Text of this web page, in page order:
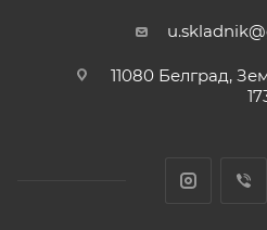
11080 Белград,